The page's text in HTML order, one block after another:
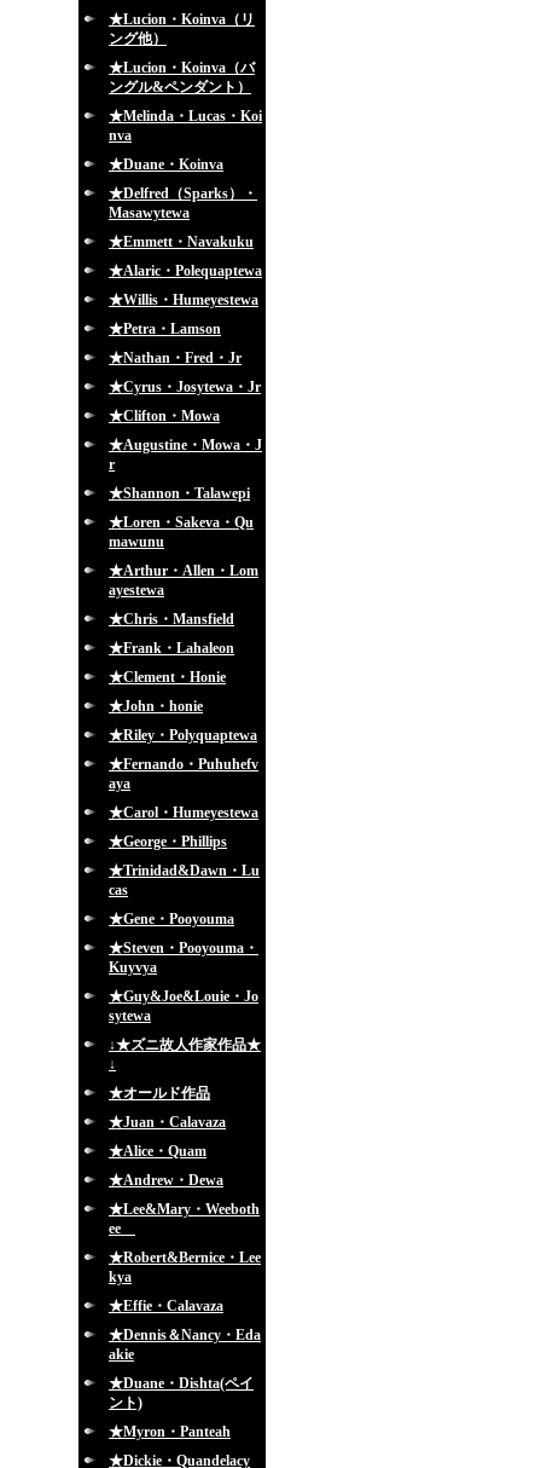
★Lucion・Koinva（リ
ング他）
★Lucion・Koinva（バ
ングル&ペンダント）
★Melinda・Lucas・Koi
nva
★Duane・Koinva
★Delfred（Sparks）・
Masawytewa
★Emmett・Navakuku
★Alaric・Polequaptewa
★Willis・Humeyestewa
★Petra・Lamson
★Nathan・Fred・Jr
★Cyrus・Josytewa・Jr
★Clifton・Mowa
★Augustine・Mowa・J
r
★Shannon・Talawepi
★Loren・Sakeva・Qu
mawunu
★Arthur・Allen・Lom
ayestewa
★Chris・Mansfield
★Frank・Lahaleon
★Clement・Honie
★John・honie
★Riley・Polyquaptewa
★Fernando・Puhuhefv
aya
★Carol・Humeyestewa
★George・Phillips
★Trinidad&Dawn・Lu
cas
★Gene・Pooyouma
★Steven・Pooyouma・
Kuyvya
★Guy&Joe&Louie・Jo
sytewa
↓★ズニ故人作家作品★
↓
★オールド作品
★Juan・Calavaza
★Alice・Quam
★Andrew・Dewa
★Lee&Mary・Weeboth
ee
★Robert&Bernice・Lee
kya
★Effie・Calavaza
★Dennis＆Nancy・Eda
akie
★Duane・Dishta(ペイ
ント)
★Myron・Panteah
★Dickie・Quandelacy